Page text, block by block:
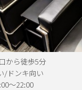
から徒歩5分
/ドンキ向い
～22:00